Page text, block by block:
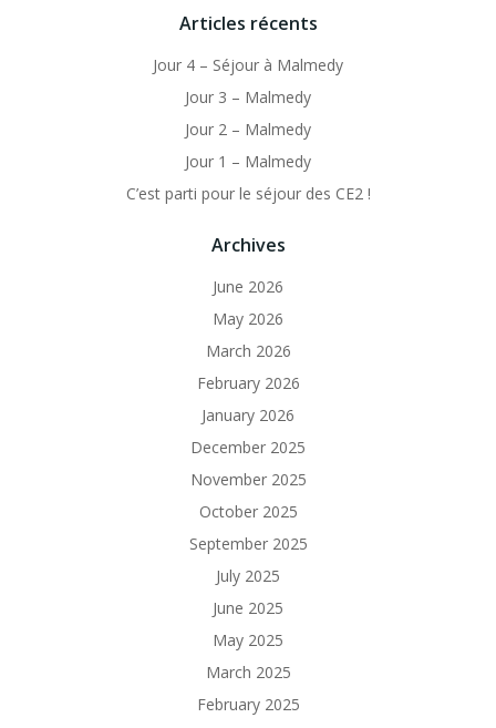
Articles récents
Jour 4 – Séjour à Malmedy
Jour 3 – Malmedy
Jour 2 – Malmedy
Jour 1 – Malmedy
C’est parti pour le séjour des CE2 !
Archives
June 2026
May 2026
March 2026
February 2026
January 2026
December 2025
November 2025
October 2025
September 2025
July 2025
June 2025
May 2025
March 2025
February 2025